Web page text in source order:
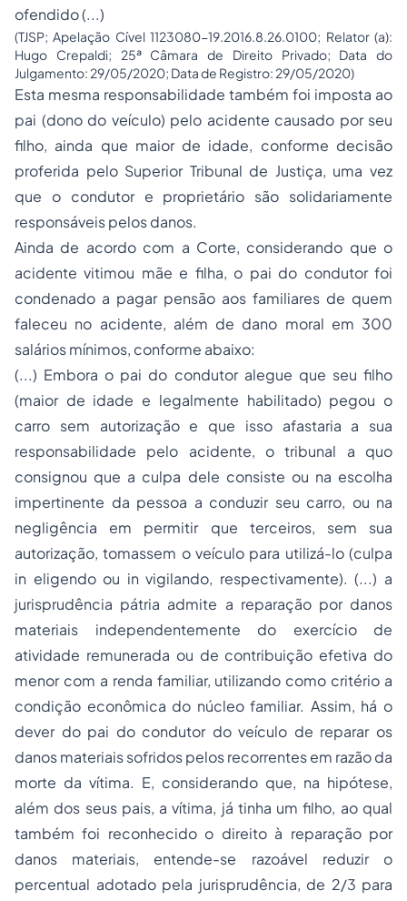
ofendido (...)
(TJSP; Apelação Cível 1123080-19.2016.8.26.0100; Relator (a):
Hugo Crepaldi; 25ª Câmara de Direito Privado; Data do
Julgamento: 29/05/2020; Data de Registro: 29/05/2020)
Esta mesma responsabilidade também foi imposta ao
pai (dono do veículo) pelo acidente causado por seu
filho, ainda que maior de idade, conforme decisão
proferida pelo Superior Tribunal de Justiça, uma vez
que o condutor e proprietário são solidariamente
responsáveis pelos danos.
Ainda de acordo com a Corte, considerando que o
acidente vitimou mãe e filha, o pai do condutor foi
condenado a pagar pensão aos familiares de quem
faleceu no acidente, além de dano moral em 300
salários mínimos, conforme abaixo:
(...) Embora o pai do condutor alegue que seu filho
(maior de idade e legalmente habilitado) pegou o
carro sem autorização e que isso afastaria a sua
responsabilidade pelo acidente, o tribunal a quo
consignou que a culpa dele consiste ou na escolha
impertinente da pessoa a conduzir seu carro, ou na
negligência em permitir que terceiros, sem sua
autorização, tomassem o veículo para utilizá-lo (culpa
in eligendo ou in vigilando, respectivamente). (...) a
jurisprudência pátria admite a reparação por danos
materiais independentemente do exercício de
atividade remunerada ou de contribuição efetiva do
menor com a renda familiar, utilizando como critério a
condição econômica do núcleo familiar. Assim, há o
dever do pai do condutor do veículo de reparar os
danos materiais sofridos pelos recorrentes em razão da
morte da vítima. E, considerando que, na hipótese,
além dos seus pais, a vítima, já tinha um filho, ao qual
também foi reconhecido o direito à reparação por
danos materiais, entende-se razoável reduzir o
percentual adotado pela jurisprudência, de 2/3 para